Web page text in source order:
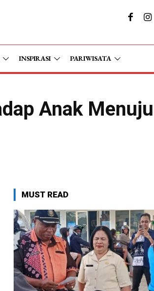
INSPIRASI PARIWISATA
Anak Menuju
MUST READ